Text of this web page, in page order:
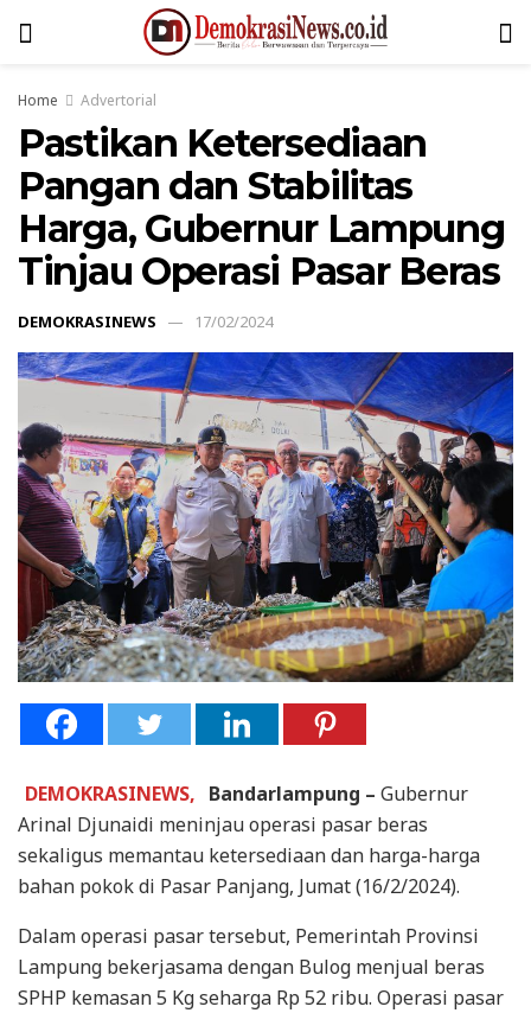
Home Advertorial
Pastikan Ketersediaan
Pangan dan Stabilitas
Harga, Gubernur Lampung
Tinjau Operasi Pasar Beras
DEMOKRASINEWS 17/02/2024
DEMOKRASINEWS, Bandarlampung – Gubernur
Arinal Djunaidi meninjau operasi pasar beras
sekaligus memantau ketersediaan dan harga-harga
bahan pokok di Pasar Panjang, Jumat (16/2/2024).
Dalam operasi pasar tersebut, Pemerintah Provinsi
Lampung bekerjasama dengan Bulog menjual beras
SPHP kemasan 5 Kg seharga Rp 52 ribu. Operasi pasar